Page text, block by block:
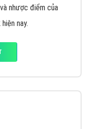
nhược điểm của
nay.